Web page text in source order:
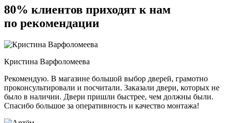
80% клиентов приходят к нам
по рекомендации
Кристина Варфоломеева
Рекомендую. В магазине большой выбор дверей, грамотно
проконсультировали и посчитали. Заказали двери, которых не
было в наличии. Двери пришли быстрее, чем должны были.
Спасибо большое за оперативность и качество монтажа!